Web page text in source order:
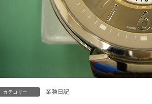
カテゴリー 業務日記